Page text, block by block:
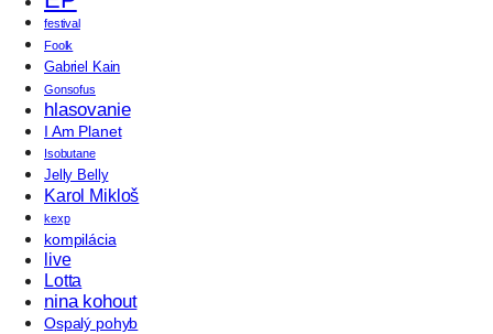
festival
Foolk
Gabriel Kain
Gonsofus
hlasovanie
I Am Planet
Isobutane
Jelly Belly
Karol Mikloš
kexp
kompilácia
live
Lotta
nina kohout
Ospalý pohyb